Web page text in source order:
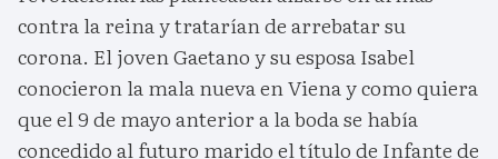
contra la reina y tratarían de arrebatar su
corona. El joven Gaetano y su esposa Isabel
conocieron la mala nueva en Viena y como quiera
que el 9 de mayo anterior a la boda se había
concedido al futuro marido el título de Infante de